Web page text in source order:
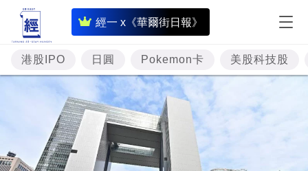
經一 x《華爾街日報》
即
時
財
經
專
資
港股IPO 日圓 Pokemon卡 美股科技股